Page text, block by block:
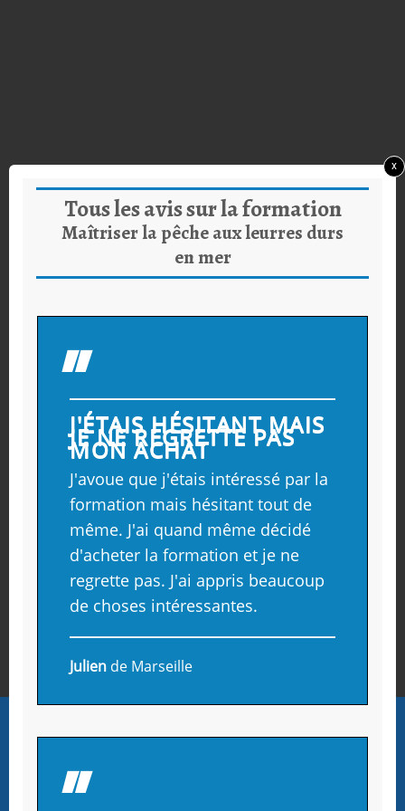
Tous les avis sur la formation
Maîtriser la pêche aux leurres durs
en mer
J'ÉTAIS HÉSITANT MAIS
JE NE REGRETTE PAS
MON ACHAT
J'avoue que j'étais intéressé par la
formation mais hésitant tout de
même. J'ai quand même décidé
d'acheter la formation et je ne
regrette pas. J'ai appris beaucoup
de choses intéressantes.
Julien de Marseille
x
de cookies pour que mon expérience au sein d’Objectif Pêche